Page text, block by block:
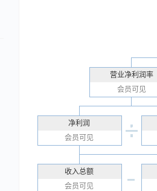
营业净利润率
会员可见
净利润
会员可见
收入总额
会员可见